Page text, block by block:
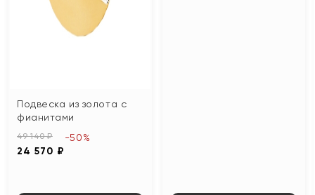
Подвеска из золота с
фианитами
49 140 ₽
24 570 ₽
-50%